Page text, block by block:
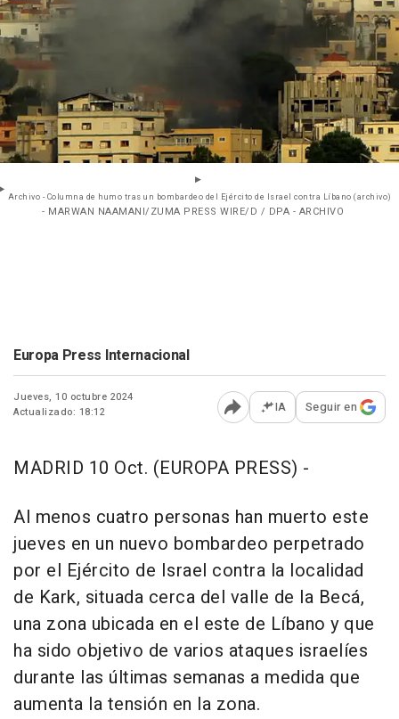
Archivo - Columna de humo tras un bombardeo del Ejército de Israel contra Líbano (archivo)
- MARWAN NAAMANI/ZUMA PRESS WIRE/D / DPA - ARCHIVO
Europa Press Internacional
Jueves, 10 octubre 2024
Actualizado: 18:12
Abrir opciones para
IA Seguir en
MADRID 10 Oct. (EUROPA PRESS) -
Al menos cuatro personas han muerto este
jueves en un nuevo bombardeo perpetrado
por el Ejército de Israel contra la localidad
de Kark, situada cerca del valle de la Becá,
una zona ubicada en el este de Líbano y que
ha sido objetivo de varios ataques israelíes
durante las últimas semanas a medida que
aumenta la tensión en la zona.